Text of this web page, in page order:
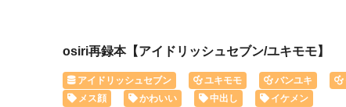
osiri再録本【アイドリッシュセブン/ユキモモ】
アイドリッシュセブン ユキモモ バンユキ
メス顔
かわいい 中出し イケメン